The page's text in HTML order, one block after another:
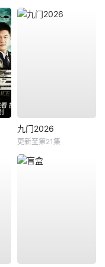
九门2026
更新至第21集